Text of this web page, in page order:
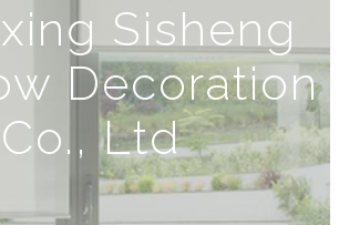
Sisheng
Decoration
Co., Ltd